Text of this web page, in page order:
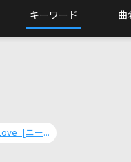
キーワード 曲
Need Your Love [ニード・ユア・ラヴ]